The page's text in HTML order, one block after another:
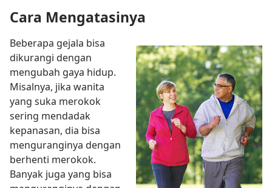
Cara Mengatasinya
Beberapa gejala bisa
dikurangi dengan
mengubah gaya hidup.
Misalnya, jika wanita
yang suka merokok
sering mendadak
kepanasan, dia bisa
menguranginya dengan
berhenti merokok.
Banyak juga yang bisa